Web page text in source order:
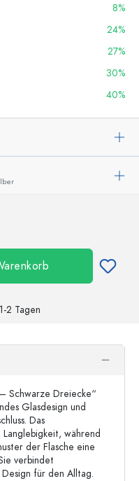
8%
24%
27%
30%
40%
2 Tagen
Schwarze Dreiecke“
Glasdesign und
Das
während
der Flasche eine
verbindet
für den Alltag.